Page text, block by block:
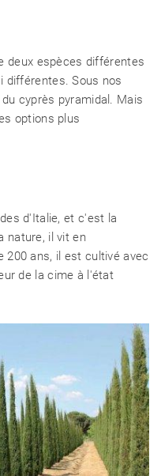
deux espèces différentes
différentes. Sous nos
cyprès pyramidal. Mais
options plus
d'Italie, et c'est la
nature, il vit en
200 ans, il est cultivé avec
de la cime à l'état